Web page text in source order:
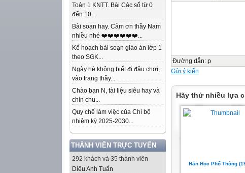
Toán 1 KNTT. Bài Các số từ 0
đến 10...
Bài soạn hay. Cảm ơn thầy Nam
nhiều nhé ❤️❤️❤️❤️❤️❤️...
Kế hoạch bài soạn giáo án lớp 1
theo SGK...
Ngày hè không biết đi đâu chơi,
vào trang thầy...
Chào bạn N, tài liệu siêu hay và
chỉn chu...
Quy chế làm việc của Chi bộ
nhiệm kỳ 2025-2030...
THÀNH VIÊN TRỰC TUYẾN
292 khách và 35 thành viên
Diêu Anh Tuấn
Đường dẫn: p
Gửi ý kiến
Hãy thử nhiều lựa
Hán Học Phổ Thông